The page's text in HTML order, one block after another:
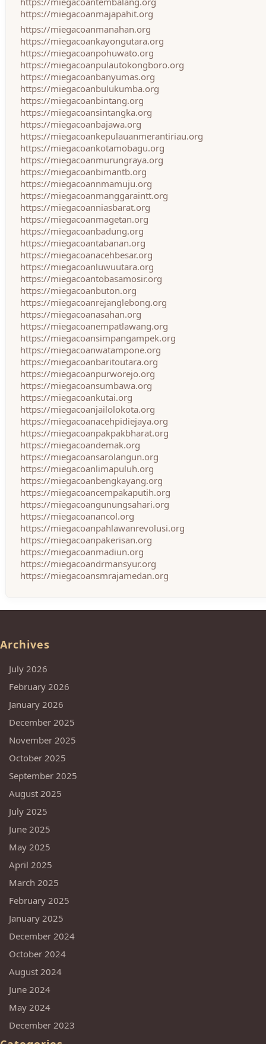
https://miegacoanmajapahit.org
https://miegacoanmanahan.org
https://miegacoankayongutara.org
https://miegacoanpohuwato.org
https://miegacoanpulautokongboro.org
https://miegacoanbanyumas.org
https://miegacoanbulukumba.org
https://miegacoanbintang.org
https://miegacoansintangka.org
https://miegacoanbajawa.org
https://miegacoankepulauanmerantiriau.org
https://miegacoankotamobagu.org
https://miegacoanmurungraya.org
https://miegacoanbimantb.org
https://miegacoannmamuju.org
https://miegacoanmanggaraintt.org
https://miegacoanniasbarat.org
https://miegacoanmagetan.org
https://miegacoanbadung.org
https://miegacoantabanan.org
https://miegacoanacehbesar.org
https://miegacoanluwuutara.org
https://miegacoantobasamosir.org
https://miegacoanbuton.org
https://miegacoanrejanglebong.org
https://miegacoanasahan.org
https://miegacoanempatlawang.org
https://miegacoansimpangampek.org
https://miegacoanwatampone.org
https://miegacoanbaritoutara.org
https://miegacoanpurworejo.org
https://miegacoansumbawa.org
https://miegacoankutai.org
https://miegacoanjailolokota.org
https://miegacoanacehpidiejaya.org
https://miegacoanpakpakbharat.org
https://miegacoandemak.org
https://miegacoansarolangun.org
https://miegacoanlimapuluh.org
https://miegacoanbengkayang.org
https://miegacoancempakaputih.org
https://miegacoangunungsahari.org
https://miegacoanancol.org
https://miegacoanpahlawanrevolusi.org
https://miegacoanpakerisan.org
https://miegacoanmadiun.org
https://miegacoandrmansyur.org
https://miegacoansmrajamedan.org
Archives
July 2026
February 2026
January 2026
December 2025
November 2025
October 2025
September 2025
August 2025
July 2025
June 2025
May 2025
April 2025
March 2025
February 2025
January 2025
December 2024
October 2024
August 2024
June 2024
May 2024
December 2023